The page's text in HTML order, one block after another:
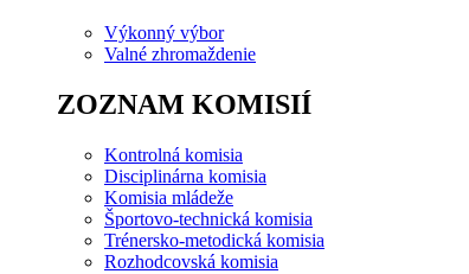
Výkonný výbor
Valné zhromaždenie
ZOZNAM KOMISIÍ
Kontrolná komisia
Disciplinárna komisia
Komisia mládeže
Športovo-technická komisia
Trénersko-metodická komisia
Rozhodcovská komisia